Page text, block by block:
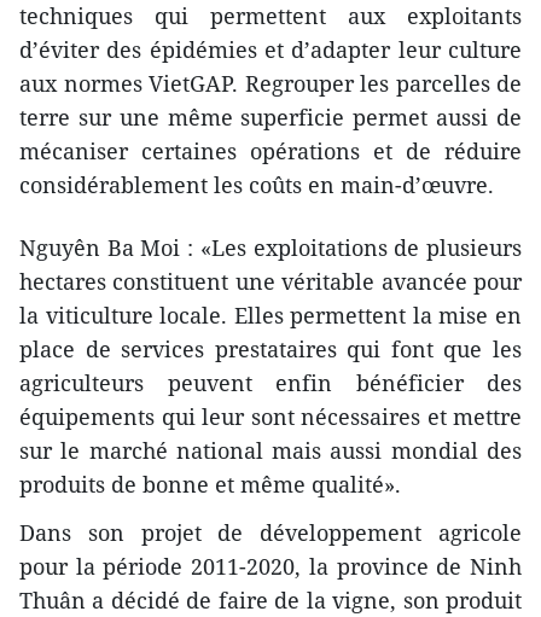
techniques qui permettent aux exploitants
d’éviter des épidémies et d’adapter leur culture
aux normes VietGAP. Regrouper les parcelles de
terre sur une même superficie permet aussi de
mécaniser certaines opérations et de réduire
considérablement les coûts en main-d’œuvre.
Nguyên Ba Moi : «Les exploitations de plusieurs
hectares constituent une véritable avancée pour
la viticulture locale. Elles permettent la mise en
place de services prestataires qui font que les
agriculteurs peuvent enfin bénéficier des
équipements qui leur sont nécessaires et mettre
sur le marché national mais aussi mondial des
produits de bonne et même qualité».
Dans son projet de développement agricole
pour la période 2011-2020, la province de Ninh
Thuân a décidé de faire de la vigne, son produit